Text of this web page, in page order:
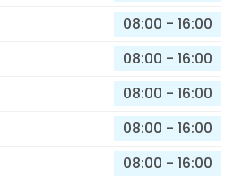
08:00 - 16:00
08:00 - 16:00
08:00 - 16:00
08:00 - 16:00
08:00 - 16:00